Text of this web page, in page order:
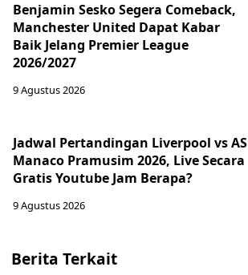
Benjamin Sesko Segera Comeback,
Manchester United Dapat Kabar
Baik Jelang Premier League
2026/2027
9 Agustus 2026
Jadwal Pertandingan Liverpool vs AS
Manaco Pramusim 2026, Live Secara
Gratis Youtube Jam Berapa?
9 Agustus 2026
Berita Terkait